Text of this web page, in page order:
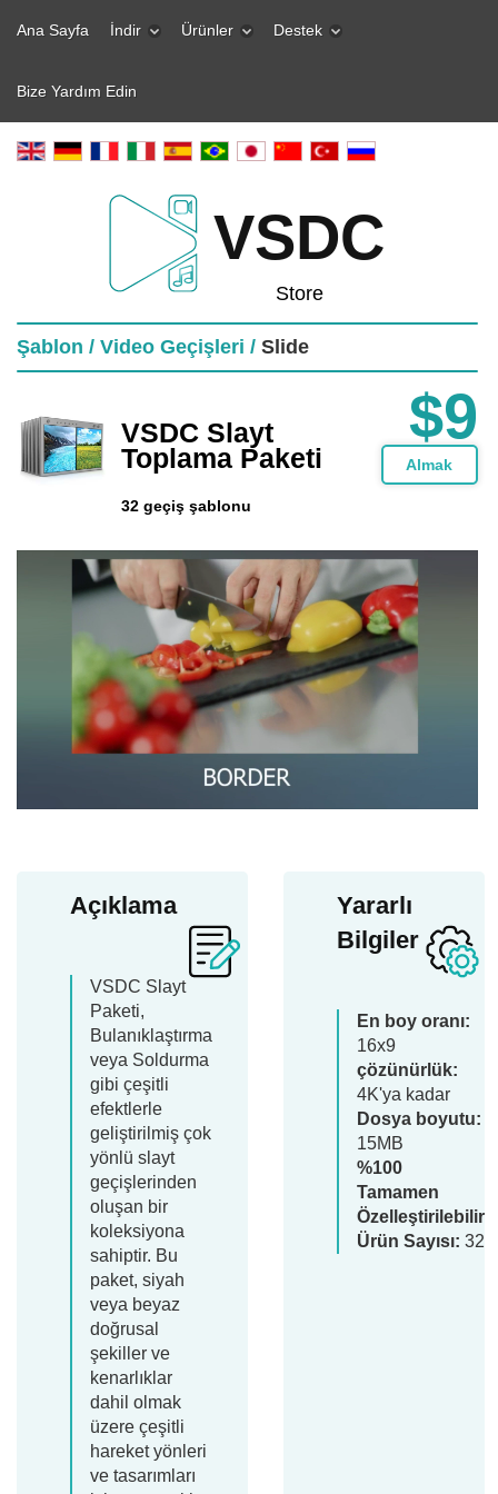
Ana Sayfa İndir Ürünler Destek
Bize Yardım Edin
VSDC
Store
Şablon / Video Geçişleri / Slide
VSDC Slayt
Toplama Paketi
32 geçiş şablonu
$9
Almak
Açıklama
VSDC Slayt
Paketi,
Bulanıklaştırma
veya Soldurma
gibi çeşitli
efektlerle
geliştirilmiş çok
yönlü slayt
geçişlerinden
oluşan bir
koleksiyona
sahiptir. Bu
paket, siyah
veya beyaz
doğrusal
şekiller ve
kenarlıklar
dahil olmak
üzere çeşitli
hareket yönleri
ve tasarımları
Yararlı
Bilgiler
En boy oranı:
16x9
çözünürlük:
4K'ya kadar
Dosya boyutu:
15MB
%100
Tamamen
Özelleştirilebilir
Ürün Sayısı: 32